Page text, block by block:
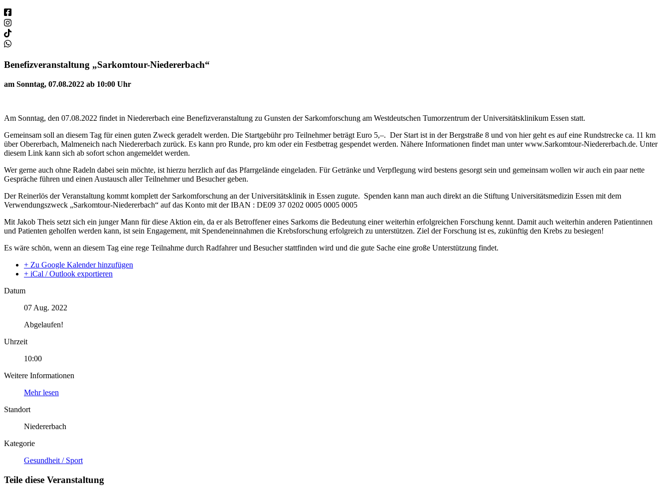
Benefizveranstaltung „Sarkomtour-Niedererbach“
am Sonntag, 07.08.2022 ab 10:00 Uhr
Am Sonntag, den 07.08.2022 findet in Niedererbach eine Benefizveranstaltung zu Gunsten der Sarkomforschung am Westdeutschen Tumorzentrum der Universitätsklinikum Essen statt.
Gemeinsam soll an diesem Tag für einen guten Zweck geradelt werden. Die Startgebühr pro Teilnehmer beträgt Euro 5,–. Der Start ist in der Bergstraße 8 und von hier geht es auf eine Rundstrecke ca. 11 km
über Obererbach, Malmeneich nach Niedererbach zurück. Es kann pro Runde, pro km oder ein Festbetrag gespendet werden. Nähere Informationen findet man unter www.Sarkomtour-Niedererbach.de. Unter
diesem Link kann sich ab sofort schon angemeldet werden.
Wer gerne auch ohne Radeln dabei sein möchte, ist hierzu herzlich auf das Pfarrgelände eingeladen. Für Getränke und Verpflegung wird bestens gesorgt sein und gemeinsam wollen wir auch ein paar nette
Gespräche führen und einen Austausch aller Teilnehmer und Besucher geben.
Der Reinerlös der Veranstaltung kommt komplett der Sarkomforschung an der Universitätsklinik in Essen zugute. Spenden kann man auch direkt an die Stiftung Universitätsmedizin Essen mit dem
Verwendungszweck „Sarkomtour-Niedererbach“ auf das Konto mit der IBAN : DE09 37 0202 0005 0005 0005
Mit Jakob Theis setzt sich ein junger Mann für diese Aktion ein, da er als Betroffener eines Sarkoms die Bedeutung einer weiterhin erfolgreichen Forschung kennt. Damit auch weiterhin anderen Patientinnen
und Patienten geholfen werden kann, ist sein Engagement, mit Spendeneinnahmen die Krebsforschung erfolgreich zu unterstützen. Ziel der Forschung ist es, zukünftig den Krebs zu besiegen!
Es wäre schön, wenn an diesem Tag eine rege Teilnahme durch Radfahrer und Besucher stattfinden wird und die gute Sache eine große Unterstützung findet.
+ Zu Google Kalender hinzufügen
+ iCal / Outlook exportieren
Datum
07 Aug. 2022
Abgelaufen!
Uhrzeit
10:00
Weitere Informationen
Mehr lesen
Standort
Niedererbach
Kategorie
Gesundheit / Sport
Teile diese Veranstaltung